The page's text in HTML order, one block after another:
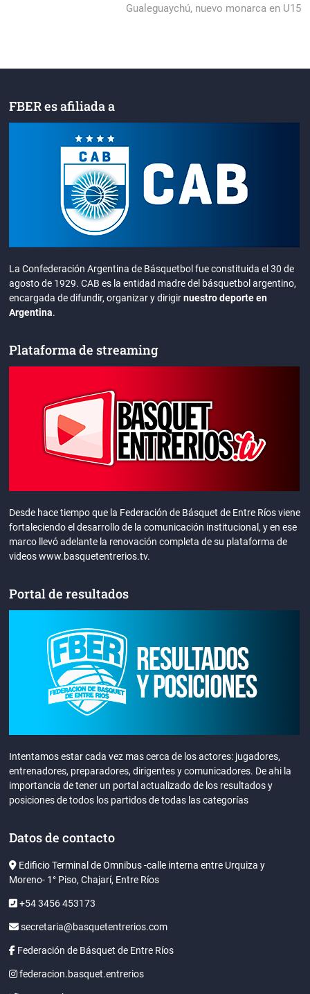
post:
Gualeguaychú, nuevo monarca en U15
FBER es afiliada a
La Confederación Argentina de Básquetbol fue constituida el 30 de
agosto de 1929. CAB es la entidad madre del básquetbol argentino,
encargada de difundir, organizar y dirigirnuestro deporte en
Argentina.
Plataforma de streaming
Desde hace tiempo que la Federación de Básquet de Entre Ríos viene
fortaleciendo el desarrollo de la comunicación institucional, y en ese
marco llevó adelante la renovación completa de su plataforma de
videos www.basquetentrerios.tv.
Portal de resultados
Intentamos estar cada vez mas cerca de los actores: jugadores,
entrenadores, preparadores, dirigentes y comunicadores. De ahi la
importancia de tener un portal actualizado de los resultados y
posiciones de todos los partidos de todas las categorías
Datos de contacto
Edificio Terminal de Omnibus -calle interna entre Urquiza y
Moreno- 1° Piso, Chajarí, Entre Ríos
+54 3456 453173
secretaria@basquetentrerios.com
Federación de Básquet de Entre Ríos
federacion.basquet.entrerios